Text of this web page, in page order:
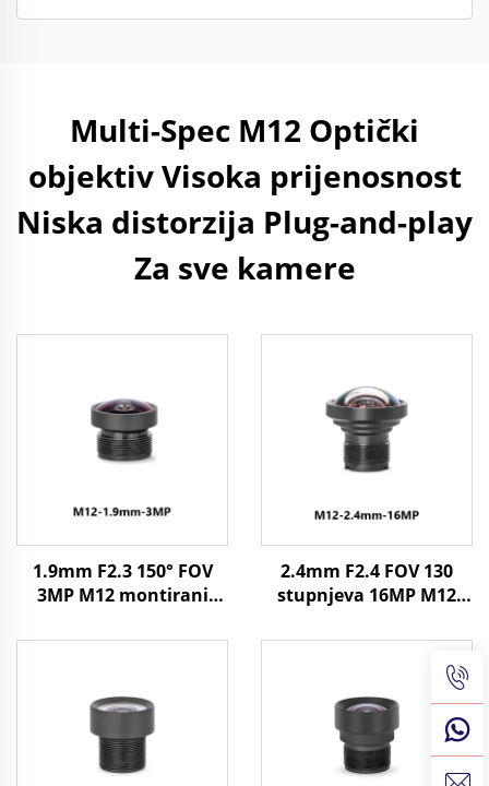
Multi-Spec M12 Optički
objektiv Visoka prijenosnost
Niska distorzija Plug-and-play
Za sve kamere
1.9mm F2.3 150° FOV
3MP M12 montirani
za 1/3" format slike
2.4mm F2.4 FOV 130
stupnjeva 16MP M12
Format slike